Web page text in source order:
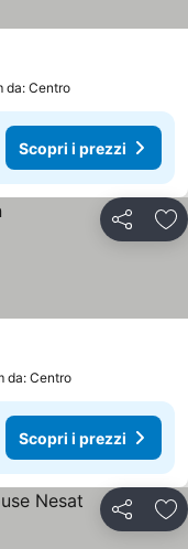
da: Centro
Scopri i prezzi
Condividi
da: Centro
Scopri i prezzi
Condividi